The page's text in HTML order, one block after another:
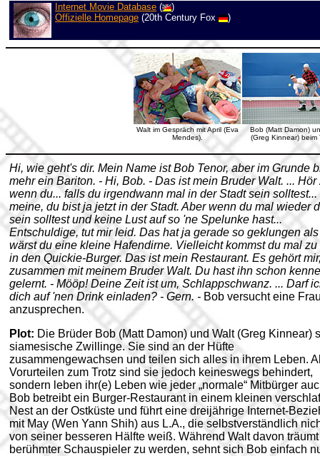
Internet Movie Database (
)
Offizielle Homepage (20th Century Fox )
Walt im Gespräch mit April (Eva
Mendes).
Bob (Matt Damon)
(Greg Kinnear) beim
Hi, wie geht's dir. Mein Name ist Bob Tenor, aber im Grunde
mehr ein Bariton. - Hi, Bob. - Das ist mein Bruder Walt. ... Hör
wenn du... falls du irgendwann mal in der Stadt sein solltest...
meine, du bist ja jetzt in der Stadt. Aber wenn du mal wieder
sein solltest und keine Lust auf so 'ne Spelunke hast...
Entschuldige, tut mir leid. Das hat ja gerade so geklungen als
wärst du eine kleine Hafendirne. Vielleicht kommst du mal zu
in den Quickie-Burger. Das ist mein Restaurant. Es gehört
zusammen mit meinem Bruder Walt. Du hast ihn schon
gelernt. - Mööp! Deine Zeit ist um, Schlappschwanz. ... Darf
dich auf 'nen Drink einladen? - Gern. - Bob versucht eine
anzusprechen.
Plot: Die Brüder Bob (Matt Damon) und Walt (Greg Kinnear)
siamesische Zwillinge. Sie sind an der Hüfte
zusammengewachsen und teilen sich alles in ihrem Leben.
Vorurteilen zum Trotz sind sie jedoch keineswegs behindert,
sondern leben ihr(e) Leben wie jeder „normale“ Mitbürger
Bob betreibt ein Burger-Restaurant in einem kleinen
Nest an der Ostküste und führt eine dreijährige Internet-
mit May (Wen Yann Shih) aus L.A., die selbstverständlich
von seiner besseren Hälfte weiß. Während Walt davon
berühmter Schauspieler zu werden, sehnt sich Bob einfach